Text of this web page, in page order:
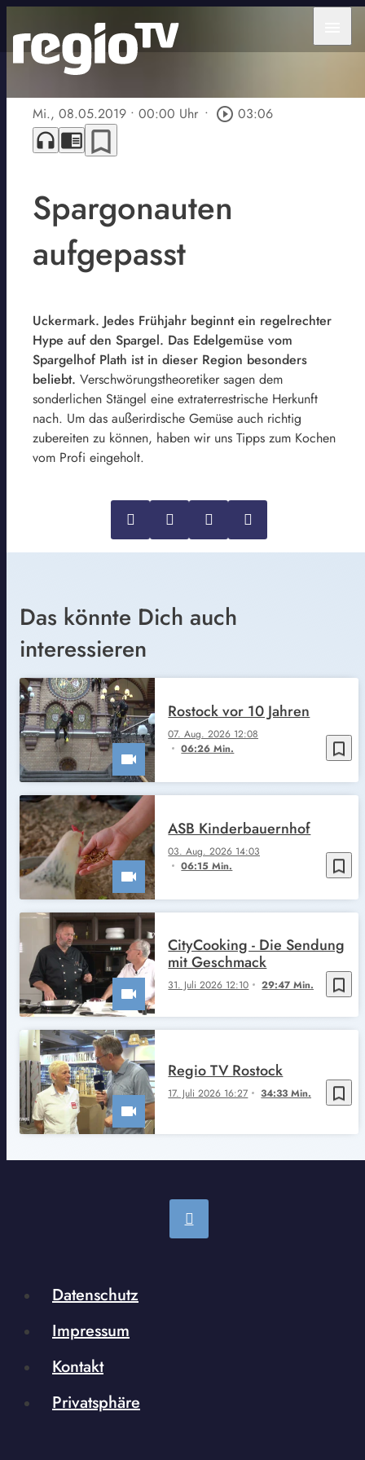
Mi., 08.05.2019 • 00:00 Uhr • play_circle_outline 03:06
headphones chrome_reader_mode bookmark_border
Spargonauten
aufgepasst
Uckermark. Jedes Frühjahr beginnt ein regelrechter
Hype auf den Spargel. Das Edelgemüse vom
Spargelhof Plath ist in dieser Region besonders
beliebt. Verschwörungstheoretiker sagen dem
sonderlichen Stängel eine extraterrestrische Herkunft
nach. Um das außerirdische Gemüse auch richtig
zubereiten zu können, haben wir uns Tipps zum Kochen
vom Profi eingeholt.
Das könnte Dich auch
interessieren
bookmark_border
07. Aug. 2026 12:08
06:26 Min.
Rostock vor 10 Jahren
bookmark_border
03. Aug. 2026 14:03
06:15 Min.
ASB Kinderbauernhof
bookmark_border
31. Juli 2026 12:10 29:47 Min.
CityCooking - Die Sendung
mit Geschmack
bookmark_border
17. Juli 2026 16:27 34:33 Min.
Regio TV Rostock
Datenschutz
Impressum
Kontakt
Privatsphäre